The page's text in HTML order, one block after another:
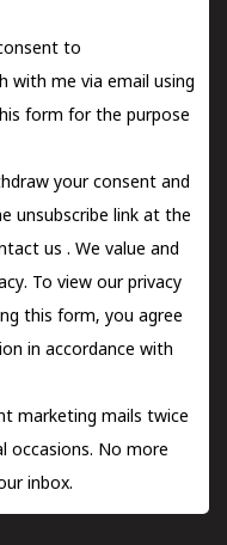
to
with me via email using
form for the purpose
your consent and
unsubscribe link at the
us . We value and
To view our privacy
this form, you agree
in accordance with
marketing mails twice
occasions. No more
inbox.